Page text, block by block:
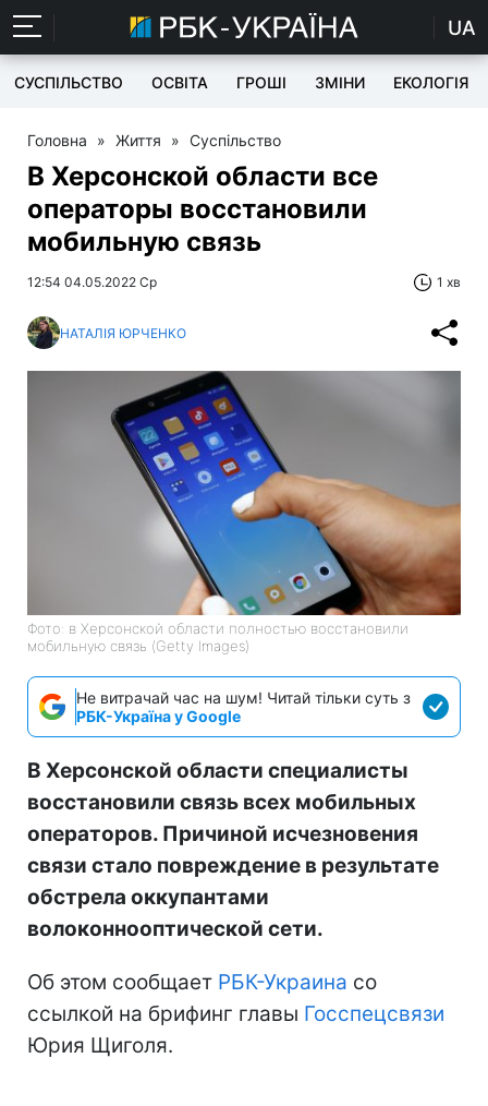
UA
СУСПІЛЬСТВО ОСВІТА ГРОШІ ЗМІНИ ЕКОЛОГІЯ
Головна » Життя » Суспільство
В Херсонской области все
операторы восстановили
мобильную связь
12:54 04.05.2022 Ср 1 хв
НАТАЛІЯ ЮРЧЕНКО
Фото: в Херсонской области полностью восстановили
мобильную связь (Getty Images)
Не витрачай час на шум! Читай тільки суть з
РБК-Україна у Google
В Херсонской области специалисты
восстановили связь всех мобильных
операторов. Причиной исчезновения
связи стало повреждение в результате
обстрела оккупантами
волоконнооптической сети.
Об этом сообщает РБК-Украина со
ссылкой на брифинг главы Госспецсвязи
Юрия Щиголя.